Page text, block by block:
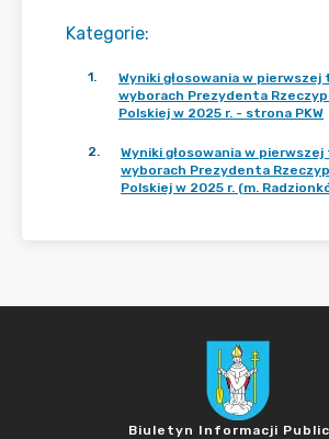
Kategorie:
1.
Wyniki głosowania w pierwszej
wyborach Prezydenta
Polskiej w 2025 r. - strona PKW
2.
Wyniki głosowania w
wyborach Prezydenta
Polskiej w 2025 r. (m.
Biuletyn Informacji